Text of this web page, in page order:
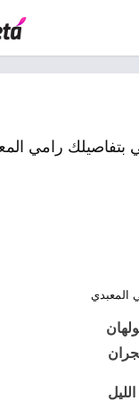
بتفاصيلك رامي
المعبدي